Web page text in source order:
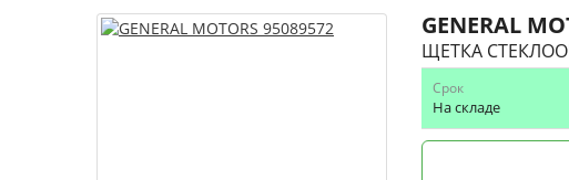
GENERAL
ЩЕТКА
Срок
На складе